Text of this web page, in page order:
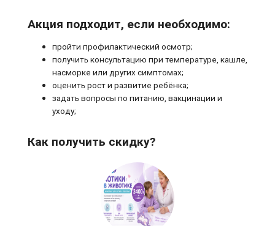
Акция подходит, если необходимо:
пройти профилактический осмотр;
получить консультацию при температуре, кашле,
насморке или других симптомах;
оценить рост и развитие ребёнка;
задать вопросы по питанию, вакцинации и
уходу;
Как получить скидку?